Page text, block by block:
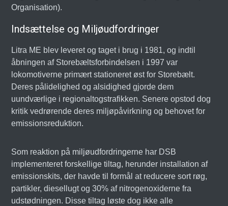
Organisation).
Indsættelse og Miljøudfordringer
Litra ME blev leveret og taget i brug i 1981, og indtil
åbningen af Storebæltsforbindelsen i 1997 var
lokomotiverne primært stationeret øst for Storebælt.
Deres pålidelighed og alsidighed gjorde dem
uundværlige i regionaltogstrafikken. Senere opstod dog
kritik vedrørende deres miljøpåvirkning og behovet for
emissionsreduktion.
Som reaktion på miljøudfordringerne har DSB
implementeret forskellige tiltag, herunder installation af
emissionskits, der havde til formål at reducere sort røg,
partikler, diesellugt og 30% af nitrogenoxiderne fra
udstødningen. Disse tiltag løste dog ikke alle